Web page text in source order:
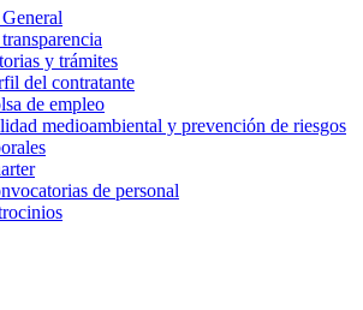
y trámites
del contratante
de empleo
medioambiental y prevención de riesgos
de personal